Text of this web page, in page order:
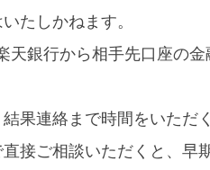
たしかねます。
天銀行から相手先口座の金
果連絡まで時間をいただ
接ご相談いただくと、早